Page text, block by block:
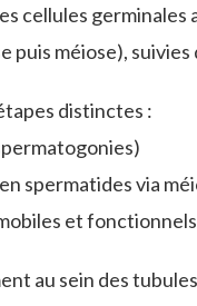
cellules germinales
puis méiose),
distinctes :
spermatides via
et fonctionnels
au sein des